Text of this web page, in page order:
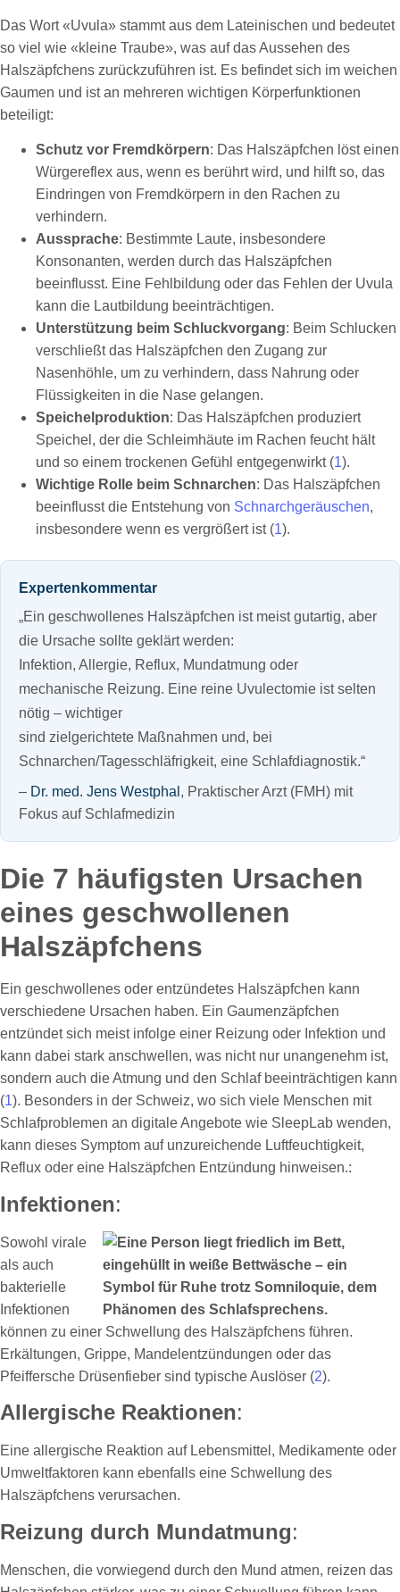
Das Wort «Uvula» stammt aus dem Lateinischen und bedeutet
so viel wie «kleine Traube», was auf das Aussehen des
Halszäpfchens zurückzuführen ist. Es befindet sich im weichen
Gaumen und ist an mehreren wichtigen Körperfunktionen
beteiligt:
Schutz vor Fremdkörpern: Das Halszäpfchen löst einen
Würgereflex aus, wenn es berührt wird, und hilft so, das
Eindringen von Fremdkörpern in den Rachen zu
verhindern.
Aussprache: Bestimmte Laute, insbesondere
Konsonanten, werden durch das Halszäpfchen
beeinflusst. Eine Fehlbildung oder das Fehlen der Uvula
kann die Lautbildung beeinträchtigen.
Unterstützung beim Schluckvorgang: Beim Schlucken
verschließt das Halszäpfchen den Zugang zur
Nasenhöhle, um zu verhindern, dass Nahrung oder
Flüssigkeiten in die Nase gelangen.
Speichelproduktion: Das Halszäpfchen produziert
Speichel, der die Schleimhäute im Rachen feucht hält
und so einem trockenen Gefühl entgegenwirkt (1).
Wichtige Rolle beim Schnarchen: Das Halszäpfchen
beeinflusst die Entstehung von Schnarchgeräuschen,
insbesondere wenn es vergrößert ist (1).
Expertenkommentar
„Ein geschwollenes Halszäpfchen ist meist gutartig, aber
die Ursache sollte geklärt werden:
Infektion, Allergie, Reflux, Mundatmung oder
mechanische Reizung. Eine reine Uvulectomie ist selten
nötig – wichtiger
sind zielgerichtete Maßnahmen und, bei
Schnarchen/Tagesschläfrigkeit, eine Schlafdiagnostik.“
– Dr. med. Jens Westphal , Praktischer Arzt (FMH) mit
Fokus auf Schlafmedizin
Die 7 häufigsten Ursachen
eines geschwollenen
Halszäpfchens
Ein geschwollenes oder entzündetes Halszäpfchen kann
verschiedene Ursachen haben. Ein Gaumenzäpfchen
entzündet sich meist infolge einer Reizung oder Infektion und
kann dabei stark anschwellen, was nicht nur unangenehm ist,
sondern auch die Atmung und den Schlaf beeinträchtigen kann
(1). Besonders in der Schweiz, wo sich viele Menschen mit
Schlafproblemen an digitale Angebote wie SleepLab wenden,
kann dieses Symptom auf unzureichende Luftfeuchtigkeit,
Reflux oder eine Halszäpfchen Entzündung hinweisen.:
Infektionen:
Sowohl virale
als auch
bakterielle
Infektionen
können zu einer Schwellung des Halszäpfchens führen.
Erkältungen, Grippe, Mandelentzündungen oder das
Pfeiffersche Drüsenfieber sind typische Auslöser (2).
Allergische Reaktionen:
Eine allergische Reaktion auf Lebensmittel, Medikamente oder
Umweltfaktoren kann ebenfalls eine Schwellung des
Halszäpfchens verursachen.
Reizung durch Mundatmung:
Menschen, die vorwiegend durch den Mund atmen, reizen das